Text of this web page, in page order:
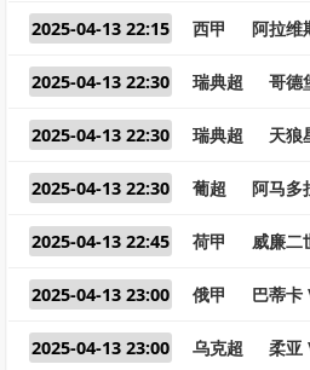
2025-04-13 22:15 西甲 阿拉维
2025-04-13 22:30 瑞典超 哥德
2025-04-13 22:30 瑞典超 天狼
2025-04-13 22:30 葡超 阿马多
2025-04-13 22:45 荷甲 威廉二
2025-04-13 23:00 俄甲 巴蒂卡
2025-04-13 23:00 乌克超 柔亚